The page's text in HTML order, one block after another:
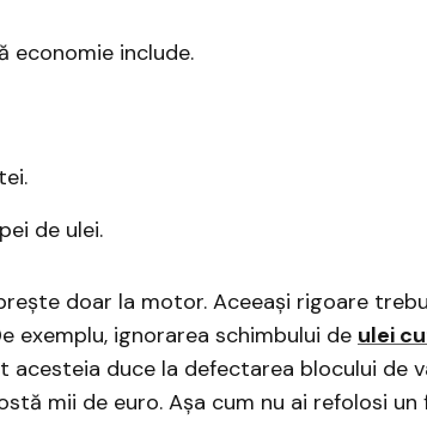
economie include.
de ulei.
doar la motor. Aceeași rigoare
exemplu, ignorarea schimbului de ulei
acesteia duce la defectarea blocului de
mii de euro. Așa cum nu ai refolosi